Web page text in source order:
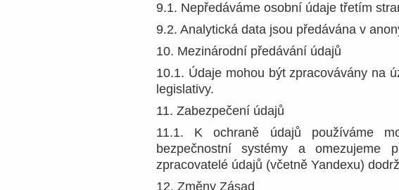
9.1. Nepředáváme osobní údaje třetím
9.2. Analytická data jsou předávána v
10. Mezinárodní předávání údajů
10.1. Údaje mohou být zpracovávány na
legislativy.
11. Zabezpečení údajů
11.1. K ochraně údajů používáme
bezpečnostní systémy a omezujeme
zpracovatelé údajů (včetně Yandexu)
12. Změny Zásad